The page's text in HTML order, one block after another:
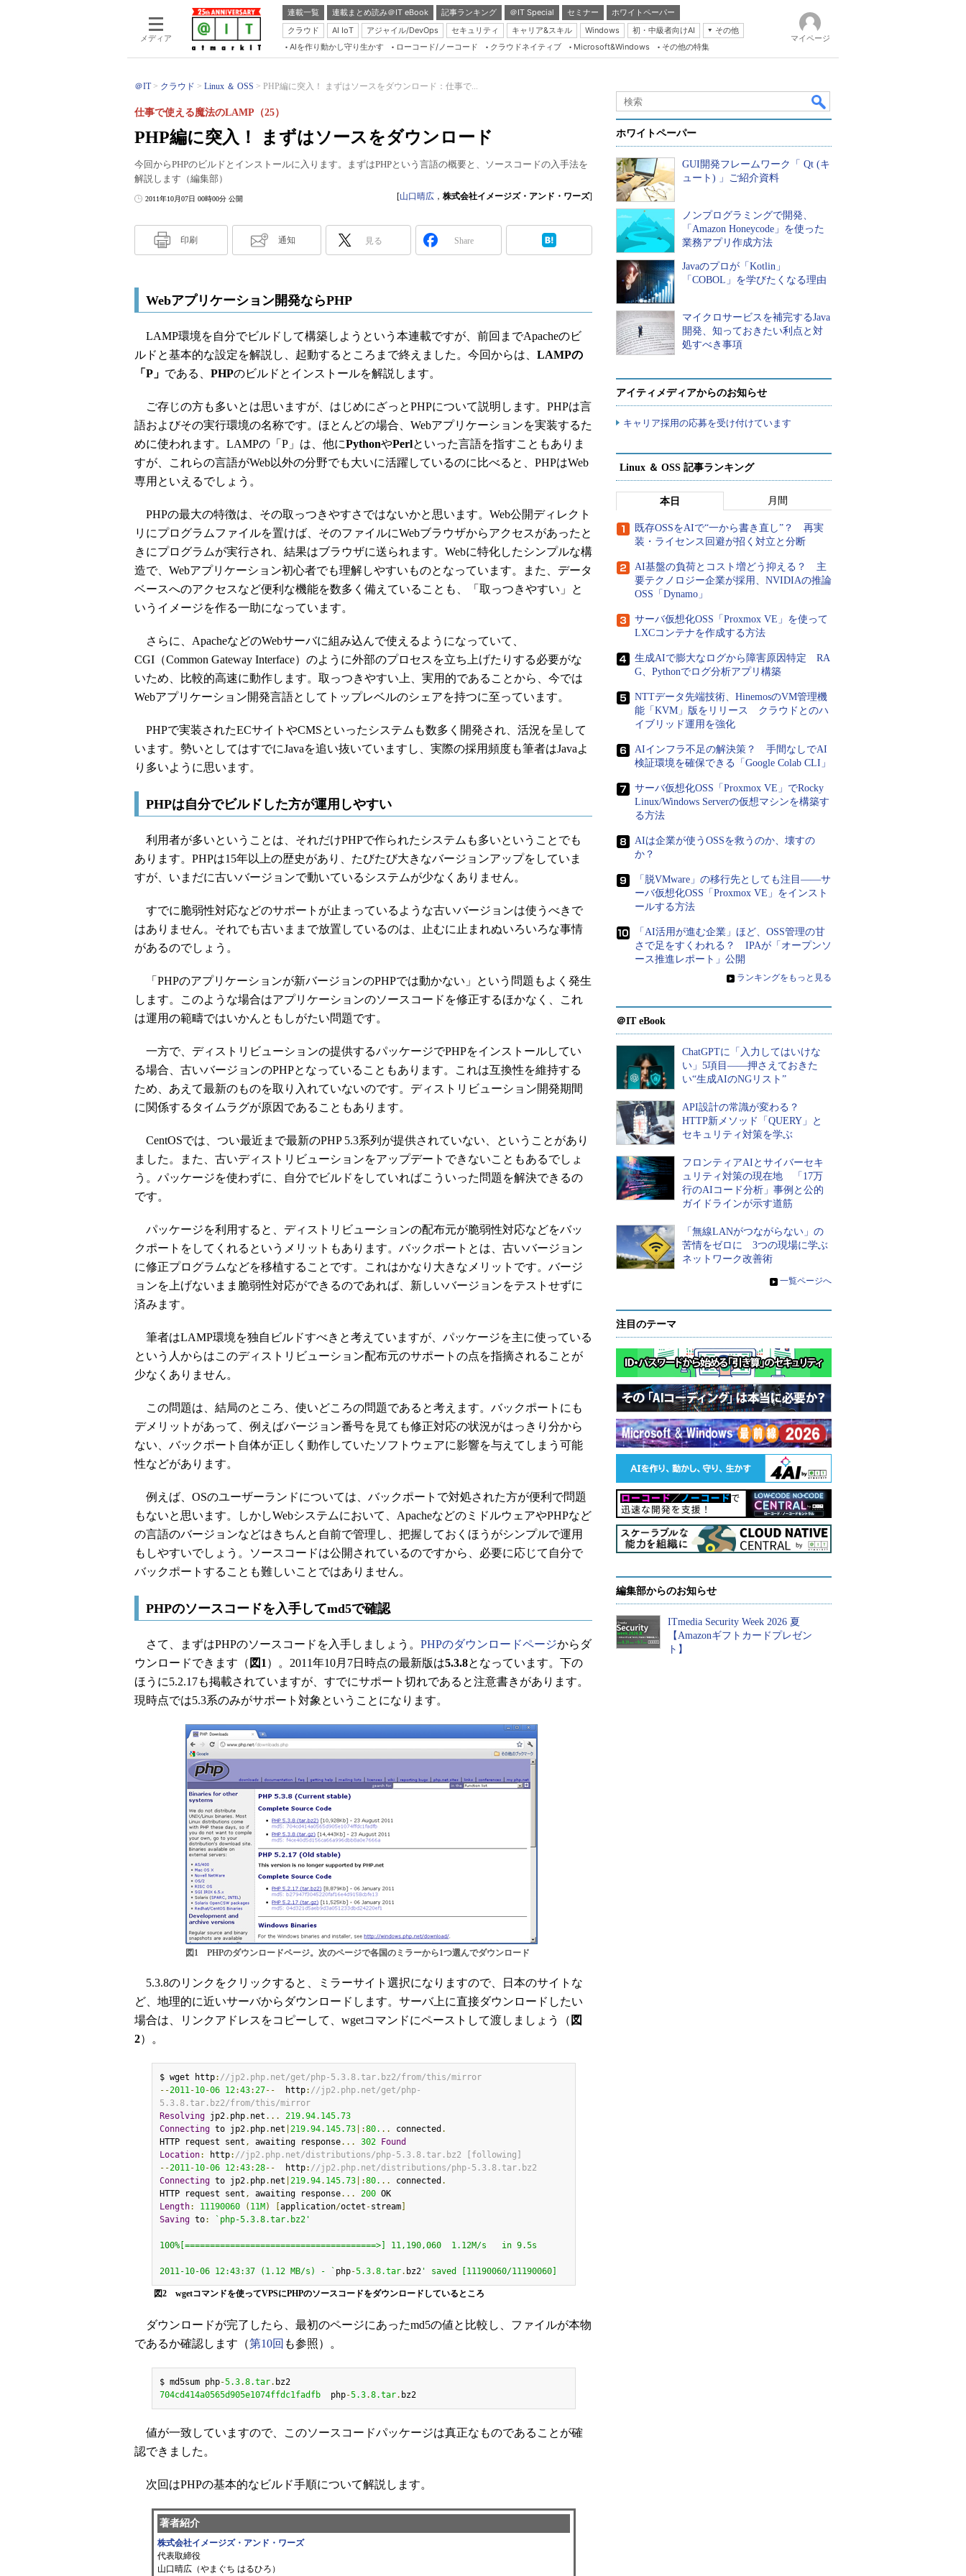
メディア
連載一覧 連載まとめ読み＠IT eBook 記事ランキング ＠IT Special セミナー
ホワイトペーパー
クラウド
AI IoT アジャイル/DevOps セキュリティ キャリア&スキル Windows 初・中級者向けAI
その他
Server & Storage
Database Expert
Linux ＆ OSS
Master of IP Network
Security & Trust
ブログ
AIを作り動かし守り生かす ローコード/ノーコード クラウドネイティブ Microsoft&Windows その他の特集
マイページ
＠IT クラウド Linux ＆ OSS PHP編に突入！ まずはソースをダウンロード：仕事で...
PHP編に突入！ まずはソースをダウンロード
仕事で使える魔法のLAMP（25）
今回からPHPのビルドとインストールに入ります。まずはPHPという言語の概要と、ソースコードの入手法を
解説します（編集部）
2011年10月07日 00時00分 公開 [山口晴広 ， 株式会社イメージズ・アンド・ワーズ]
印刷 通知 見る Share
Webアプリケーション開発ならPHP
LAMP環境を自分でビルドして構築しようという本連載ですが、前回までApacheのビ
ルドと基本的な設定を解説し、起動するところまで終えました。今回からは、 LAMPの
「P」 である、 PHPのビルドとインストールを解説します。
ご存じの方も多いとは思いますが、はじめにざっとPHPについて説明します。PHPは言
語およびその実行環境の名称です。ほとんどの場合、Webアプリケーションを実装するた
めに使われます。LAMPの「P」は、他にPythonやPerlといった言語を指すこともありま
すが、これらの言語がWeb以外の分野でも大いに活躍しているのに比べると、PHPはWeb
専用といえるでしょう。
PHPの最大の特徴は、その取っつきやすさではないかと思います。Web公開ディレクト
リにプログラムファイルを置けば、そのファイルにWebブラウザからアクセスがあったと
きにプログラムが実行され、結果はブラウザに送られます。Webに特化したシンプルな構
造で、Webアプリケーション初心者でも理解しやすいものとなっています。また、データ
ベースへのアクセスなど便利な機能を数多く備えていることも、「取っつきやすい」と
いうイメージを作る一助になっています。
さらに、ApacheなどのWebサーバに組み込んで使えるようになっていて、
CGI（Common Gateway Interface）のように外部のプロセスを立ち上げたりする必要がな
いため、比較的高速に動作します。取っつきやすい上、実用的であることから、今では
Webアプリケーション開発言語としてトップレベルのシェアを持つに至っています。
PHPで実装されたECサイトやCMSといったシステムも数多く開発され、活況を呈して
います。勢いとしてはすでにJavaを追い抜いていますし、実際の採用頻度も筆者はJavaよ
り多いように思います。
PHPは自分でビルドした方が運用しやすい
利用者が多いということは、それだけPHPで作られたシステムも多いということでも
あります。PHPは15年以上の歴史があり、たびたび大きなバージョンアップをしていま
すが、いまだに古いバージョンで動いているシステムが少なくありません。
すでに脆弱性対応などのサポートが止まっているような古いバージョンは使うべきで
はありません。それでも古いままで放置しているのは、止むに止まれぬいろいろな事情
があるのでしょう。
「PHPのアプリケーションが新バージョンのPHPでは動かない」という問題もよく発生
します。このような場合はアプリケーションのソースコードを修正するほかなく、これ
は運用の範疇ではいかんともしがたい問題です。
一方で、ディストリビューションの提供するパッケージでPHPをインストールしてい
る場合、古いバージョンのPHPとなっていることもあります。これは互換性を維持する
ため、あえて最新のものを取り入れていないのです。ディストリビューション開発期間
に関係するタイムラグが原因であることもあります。
CentOSでは、つい最近まで最新のPHP 5.3系列が提供されていない、ということがあり
ました。また、古いディストリビューションをアップデートできないこともあるでしょ
う。パッケージを使わずに、自分でビルドをしていればこういった問題を解決できるの
です。
パッケージを利用すると、ディストリビューションの配布元が脆弱性対応などをバッ
クポートをしてくれるというメリットもあります。バックポートとは、古いバージョン
に修正プログラムなどを移植することです。これはかなり大きなメリットです。バージ
ョンを上げないまま脆弱性対応ができるのであれば、新しいバージョンをテストせずに
済みます。
筆者はLAMP環境を独自ビルドすべきと考えていますが、パッケージを主に使っている
という人からはこのディストリビューション配布元のサポートの点を指摘されることが
少なくありません。
この問題は、結局のところ、使いどころの問題であると考えます。バックポートにも
デメリットがあって、例えばバージョン番号を見ても修正対応の状況がはっきり分から
ない、バックポート自体が正しく動作していたソフトウェアに影響を与えてしまう可能
性などがあります。
例えば、OSのユーザーランドについては、バックポートで対処された方が便利で問題
もないと思います。しかしWebシステムにおいて、ApacheなどのミドルウェアやPHPなど
の言語のバージョンなどはきちんと自前で管理し、把握しておくほうがシンプルで運用
もしやすいでしょう。ソースコードは公開されているのですから、必要に応じて自分で
バックポートすることも難しいことではありません。
PHPのソースコードを入手してmd5で確認
さて、まずはPHPのソースコードを入手しましょう。 PHPのダウンロードページからダ
ウンロードできます（ 図1 ）。2011年10月7日時点の最新版は5.3.8となっています。下の
ほうに5.2.17も掲載されていますが、すでにサポート切れであると注意書きがあります。
現時点では5.3系のみがサポート対象ということになります。
図1 PHPのダウンロードページ。次のページで各国のミラーから1つ選んでダウンロード
5.3.8のリンクをクリックすると、ミラーサイト選択になりますので、日本のサイトな
ど、地理的に近いサーバからダウンロードします。サーバ上に直接ダウンロードしたい
場合は、リンクアドレスをコピーして、wgetコマンドにペーストして渡しましょう（ 図
2）。
$ wget http: //jp2.php.net/get/php-5.3.8.tar.bz2/from/this/mirror
--2011-10-06 12:43:27--
  http
: //jp2.php.net/get/php-
5.3.8.tar.bz2/from/this/mirror
Resolving jp2. php. net ... 219.94. 145.73
Connecting to jp2. php. net 219.94. 145.73|:80. .. connected .
HTTP request sent , awaiting response... 302
Found
Location: http: //jp2.php.net/distributions/php-5.3.8.tar.bz2 [following]
--2011-10-06 12:43:28--
  http
: //jp2.php.net/distributions/php-5.3.8.tar.bz2
Connecting to jp2. php. net 219.94. 145.73|:80. .. connected .
HTTP request sent , awaiting response... 200
OK
Length: 11190060 ( 11M ) application/octet -stream]
Saving to: `php-5.3.8.tar.bz2'
100%[======================================>] 11,190,060  1.12M/s   in 9.5s
2011-10-06 12:43:37 (1.12 MB/s) - ` php-5.3.8.tar. bz2' saved [11190060/11190060]
図2 wgetコマンドを使ってVPSにPHPのソースコードをダウンロードしているところ
ダウンロードが完了したら、最初のページにあったmd5の値と比較し、ファイルが本物
であるか確認します（第10回 も参照）。
$ md5sum php-5.3.8.tar.
bz2
704cd414a0565d905e1074ffdc1fadfb
  php
-5.3.8.tar. bz2
値が一致していますので、このソースコードパッケージは真正なものであることが確
認できました。
次回はPHPの基本的なビルド手順について解説します。
著者紹介
株式会社イメージズ・アンド・ワーズ
代表取締役
山口晴広（やまぐち はるひろ）
ホワイトペーパー
GUI開発フレームワーク「 Qt (キ
ュート) 」ご紹介資料
ノンプログラミングで開発、
「Amazon Honeycode」を使った
業務アプリ作成方法
Javaのプロが「Kotlin」
「COBOL」を学びたくなる理由
マイクロサービスを補完するJava
開発、知っておきたい利点と対
処すべき事項
アイティメディアからのお知らせ
キャリア採用の応募を受け付けています
Linux ＆ OSS 記事ランキング
本日 月間
既存OSSをAIで“一から書き直し”？ 再実
装・ライセンス回避が招く対立と分断
AI基盤の負荷とコスト増どう抑える？ 主
要テクノロジー企業が採用、NVIDIAの推論
OSS「Dynamo」
サーバ仮想化OSS「Proxmox VE」を使って
LXCコンテナを作成する方法
生成AIで膨大なログから障害原因特定 RA
G、Pythonでログ分析アプリ構築
NTTデータ先端技術、HinemosのVM管理機
能「KVM」版をリリース クラウドとのハ
イブリッド運用を強化
AIインフラ不足の解決策？ 手間なしでAI
検証環境を確保できる「Google Colab CLI」
サーバ仮想化OSS「Proxmox VE」でRocky
Linux/Windows Serverの仮想マシンを構築す
る方法
AIは企業が使うOSSを救うのか、壊すの
か？
「脱VMware」の移行先としても注目――サ
ーバ仮想化OSS「Proxmox VE」をインスト
ールする方法
「AI活用が進む企業」ほど、OSS管理の甘
さで足をすくわれる？ IPAが「オープンソ
ース推進レポート」公開
» ランキングをもっと見る
＠IT eBook
ChatGPTに「入力してはいけな
い」5項目――押さえておきた
い“生成AIのNGリスト”
API設計の常識が変わる？
HTTP新メソッド「QUERY」と
セキュリティ対策を学ぶ
フロンティアAIとサイバーセキ
ュリティ対策の現在地 「17万
行のAIコード分析」事例と公的
ガイドラインが示す道筋
「無線LANがつながらない」の
苦情をゼロに 3つの現場に学ぶ
ネットワーク改善術
» 一覧ページへ
注目のテーマ
編集部からのお知らせ
ITmedia Security Week 2026 夏
【Amazonギフトカードプレゼン
ト】